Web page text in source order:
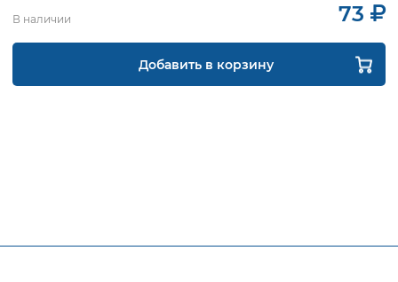
В наличии 73
Добавить в корзину